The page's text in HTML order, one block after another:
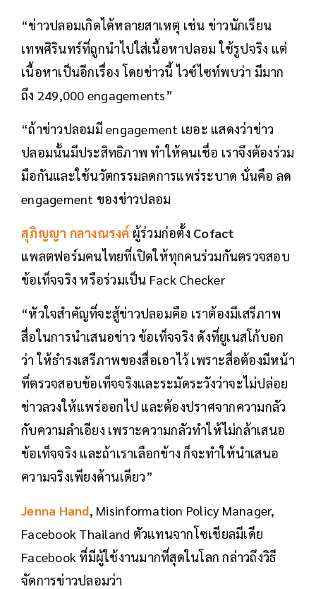
“ข่าวปลอมเกิดได้หลายสาเหตุ เช่น ข่าวนักเรียน
เทพศิรินทร์ที่ถูกนำไปใส่เนื้อหาปลอม ใช้รูปจริง แต่
เนื้อหาเป็นอีกเรื่อง โดยข่าวนี้ ไวซ์ไซท์พบว่า มีมาก
ถึง 249,000 engagements”
“ถ้าข่าวปลอมมี engagement เยอะ แสดงว่าข่าว
ปลอมนั้นมีประสิทธิภาพ ทำให้คนเชื่อ เราจึงต้องร่วม
มือกันและใช้นวัตกรรมลดการแพร่ระบาด นั่นคือ ลด
engagement ของข่าวปลอม
สุภิญญา กลางณรงค์ ผู้ร่วมก่อตั้ง Cofact
แพลตฟอร์มคนไทยที่เปิดให้ทุกคนร่วมกันตรวจสอบ
ข้อเท็จจริง หรือร่วมเป็น Fack Checker
“หัวใจสำคัญที่จะสู้ข่าวปลอมคือ เราต้องมีเสรีภาพ
สื่อในการนำเสนอข่าว ข้อเท็จจริง ดังที่ยูเนสโก้บอก
ว่า ให้ธำรงเสรีภาพของสื่อเอาไว้ เพราะสื่อต้องมีหน้า
ที่ตรวจสอบข้อเท็จจริงและระมัดระวังว่าจะไม่ปล่อย
ข่าวลวงให้แพร่ออกไป และต้องปราศจากความกลัว
กับความลำเอียง เพราะความกลัวทำให้ไม่กล้าเสนอ
ข้อเท็จจริง และถ้าเราเลือกข้าง ก็จะทำให้นำเสนอ
ความจริงเพียงด้านเดียว”
Jenna Hand, Misinformation Policy Manager,
Facebook Thailand ตัวแทนจากโซเชียลมีเดีย
Facebook ที่มีผู้ใช้งานมากที่สุดในโลก กล่าวถึงวิธี
จัดการข่าวปลอมว่า